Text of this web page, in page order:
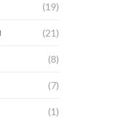
(19)
(21)
(8)
(7)
(1)